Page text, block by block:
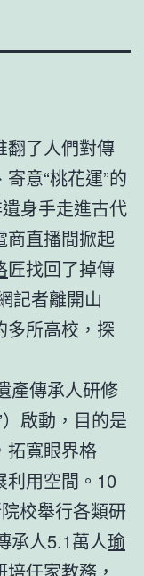
翻了人們對傳
意“桃花運”的
身手走進古代
商直播間掀起
匠找回了掉傳
記者離開山
多所高校，探
產傳承人研修
啟動，目的是
拓寬眼界格
利用空間。10
校舉行各類研
承人5.1萬人瑜
培任家教務，